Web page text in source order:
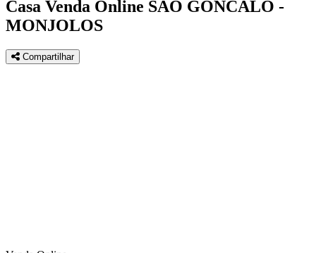
Contato
Casa Venda Online SAO GONCALO -
MONJOLOS
Compartilhar